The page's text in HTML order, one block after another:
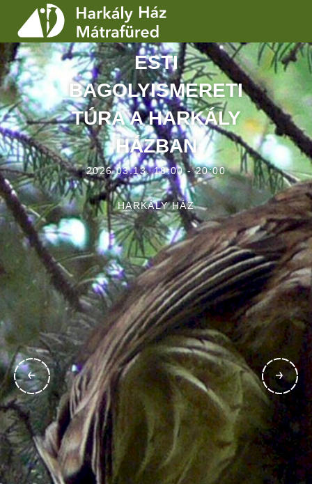
SZOLGÁLTATÁSOK
PROGRAMOK
HÍREK
RÓLUNK
ÁRAK, NYITVATARTÁS
ESTI
BAGOLYISMERETI
TÚRA A HARKÁLY
HÁZBAN
2026.03.13. 18:00 - 20:00
HARKÁLY HÁZ